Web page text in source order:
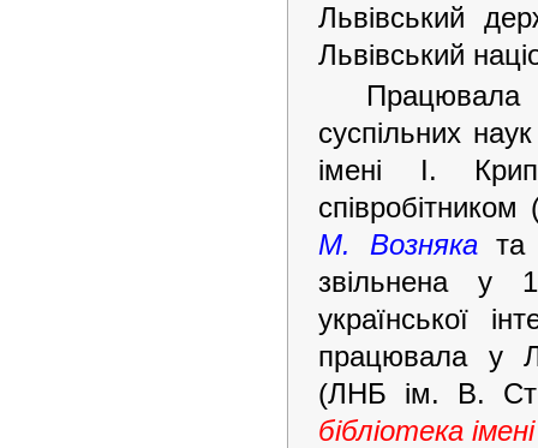
Львівський
Львівський
Працювала
суспільних
імені І.
М. Возняката
звільнена у
української
працювала у
(ЛНБ ім. В.
бібліотека